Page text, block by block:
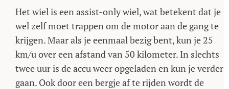
Het wiel is een assist-only wiel, wat betekent dat je
wel zelf moet trappen om de motor aan de gang te
krijgen. Maar als je eenmaal bezig bent, kun je 25
km/u over een afstand van 50 kilometer. In slechts
twee uur is de accu weer opgeladen en kun je verder
gaan. Ook door een bergje af te rijden wordt de